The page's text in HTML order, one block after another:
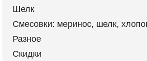
Шелк
Смесовки: меринос, шелк,
Разное
Скидки